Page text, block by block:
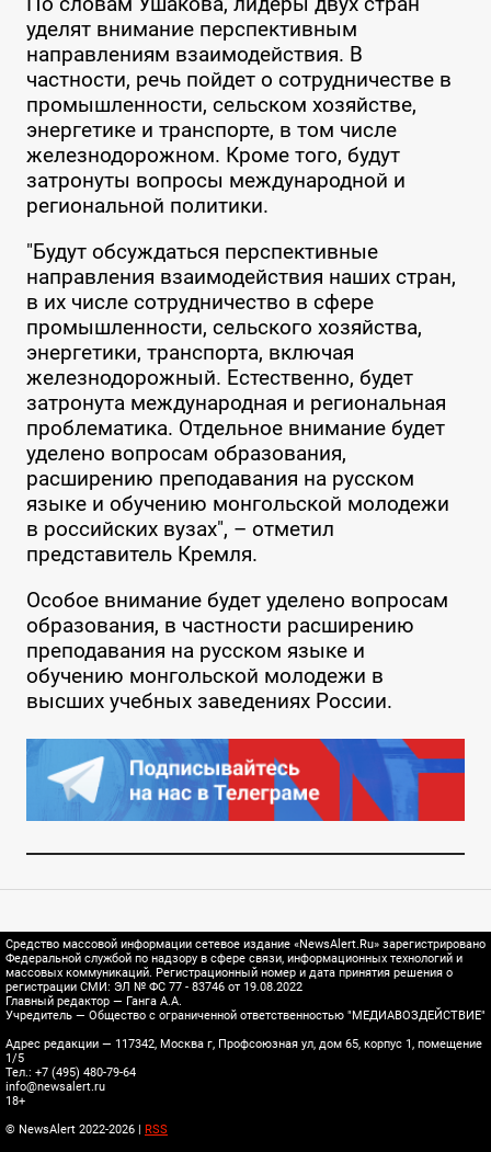
уделят внимание перспективным
направлениям взаимодействия. В
частности, речь пойдет о сотрудничестве в
промышленности, сельском хозяйстве,
энергетике и транспорте, в том числе
железнодорожном. Кроме того, будут
затронуты вопросы международной и
региональной политики.
"Будут обсуждаться перспективные
направления взаимодействия наших стран,
в их числе сотрудничество в сфере
промышленности, сельского хозяйства,
энергетики, транспорта, включая
железнодорожный. Естественно, будет
затронута международная и региональная
проблематика. Отдельное внимание будет
уделено вопросам образования,
расширению преподавания на русском
языке и обучению монгольской молодежи
в российских вузах", – отметил
представитель Кремля.
Особое внимание будет уделено вопросам
образования, в частности расширению
преподавания на русском языке и
обучению монгольской молодежи в
высших учебных заведениях России.
Средство массовой информации сетевое издание «NewsAlert.Ru» зарегистрировано
Федеральной службой по надзору в сфере связи, информационных технологий и
массовых коммуникаций. Регистрационный номер и дата принятия решения о
регистрации СМИ: ЭЛ № ФС 77 - 83746 от 19.08.2022
Главный редактор — Ганга А.А.
Учредитель — Общество с ограниченной ответственностью "МЕДИАВОЗДЕЙСТВИЕ"
Адрес редакции — 117342, Москва г, Профсоюзная ул, дом 65, корпус 1, помещение
1/5
Тел.: +7 (495) 480-79-64
info@newsalert.ru
18+
© NewsAlert 2022-2026 |
RSS